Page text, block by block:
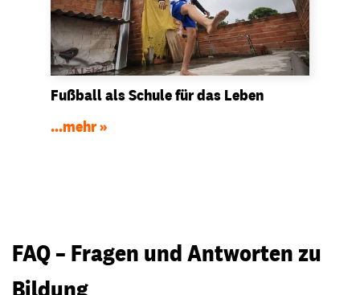
Fußball als Schule für das Leben
...mehr
FAQ – Fragen und Antworten zu